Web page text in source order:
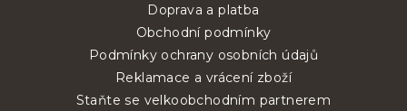
Doprava a platba
Obchodní podmínky
Podmínky ochrany osobních údajů
Reklamace a vrácení zboží
Staňte se velkoobchodním partnerem